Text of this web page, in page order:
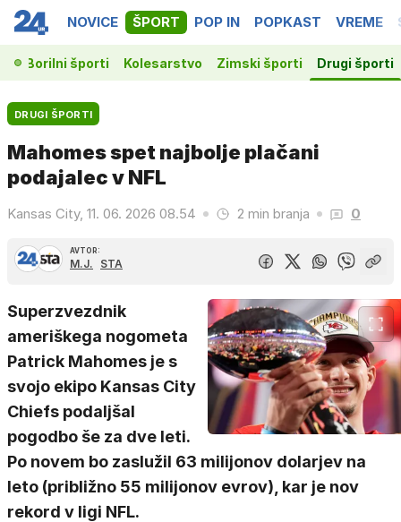
NOVICE ŠPORT POP IN POPKAST VREME
Borilni športi Kolesarstvo Zimski športi Drugi športi
DRUGI ŠPORTI
Mahomes spet najbolje plačani
podajalec v NFL
Kansas City, 11. 06. 2026 08.54 2 min branja 0
AVTOR:
M.J. STA
Superzvezdnik
ameriškega nogometa
Patrick Mahomes je s
svojo ekipo Kansas City
Chiefs podaljšal
pogodbo še za dve leti.
Po novem bo zaslužil 63 milijonov dolarjev na
leto (približno 55 milijonov evrov), kar je nov
rekord v ligi NFL.